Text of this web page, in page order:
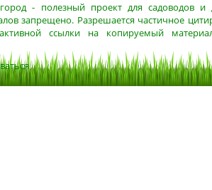
- полезный проект для садоводов и
запрещено. Разрешается частичное
ссылки на копируемый